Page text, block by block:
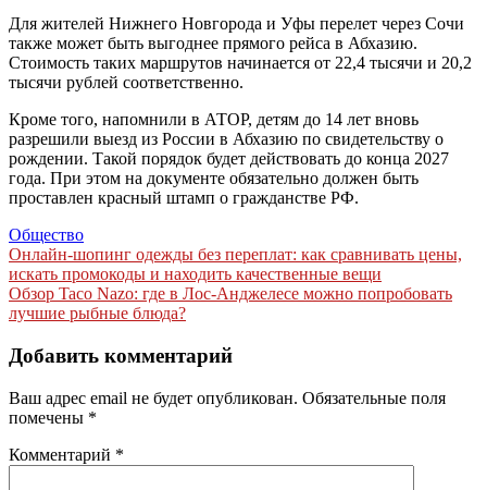
Для жителей Нижнего Новгорода и Уфы перелет через Сочи
также может быть выгоднее прямого рейса в Абхазию.
Стоимость таких маршрутов начинается от 22,4 тысячи и 20,2
тысячи рублей соответственно.
Кроме того, напомнили в АТОР, детям до 14 лет вновь
разрешили выезд из России в Абхазию по свидетельству о
рождении. Такой порядок будет действовать до конца 2027
года. При этом на документе обязательно должен быть
проставлен красный штамп о гражданстве РФ.
Общество
Навигация
по
записям
Онлайн-шопинг одежды без переплат: как сравнивать цены,
искать промокоды и находить качественные вещи
Обзор Taco Nazo: где в Лос-Анджелесе можно попробовать
лучшие рыбные блюда?
Добавить комментарий
Ваш адрес email не будет опубликован. Обязательные поля
помечены *
Комментарий *